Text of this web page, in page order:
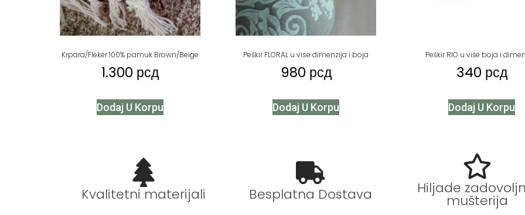
Krpara/Fleker 100% pamuk Brown/Beige
1.300 рсд
Dodaj U Korpu
Peškir FLORAL u vise dimenzija i boja
980 рсд
Dodaj U Korpu
Peškir RIO u više boja i
340 рсд
Dodaj U Korpu
Kvalitetni materijali Besplatna Dostava Hiljade
mušterija